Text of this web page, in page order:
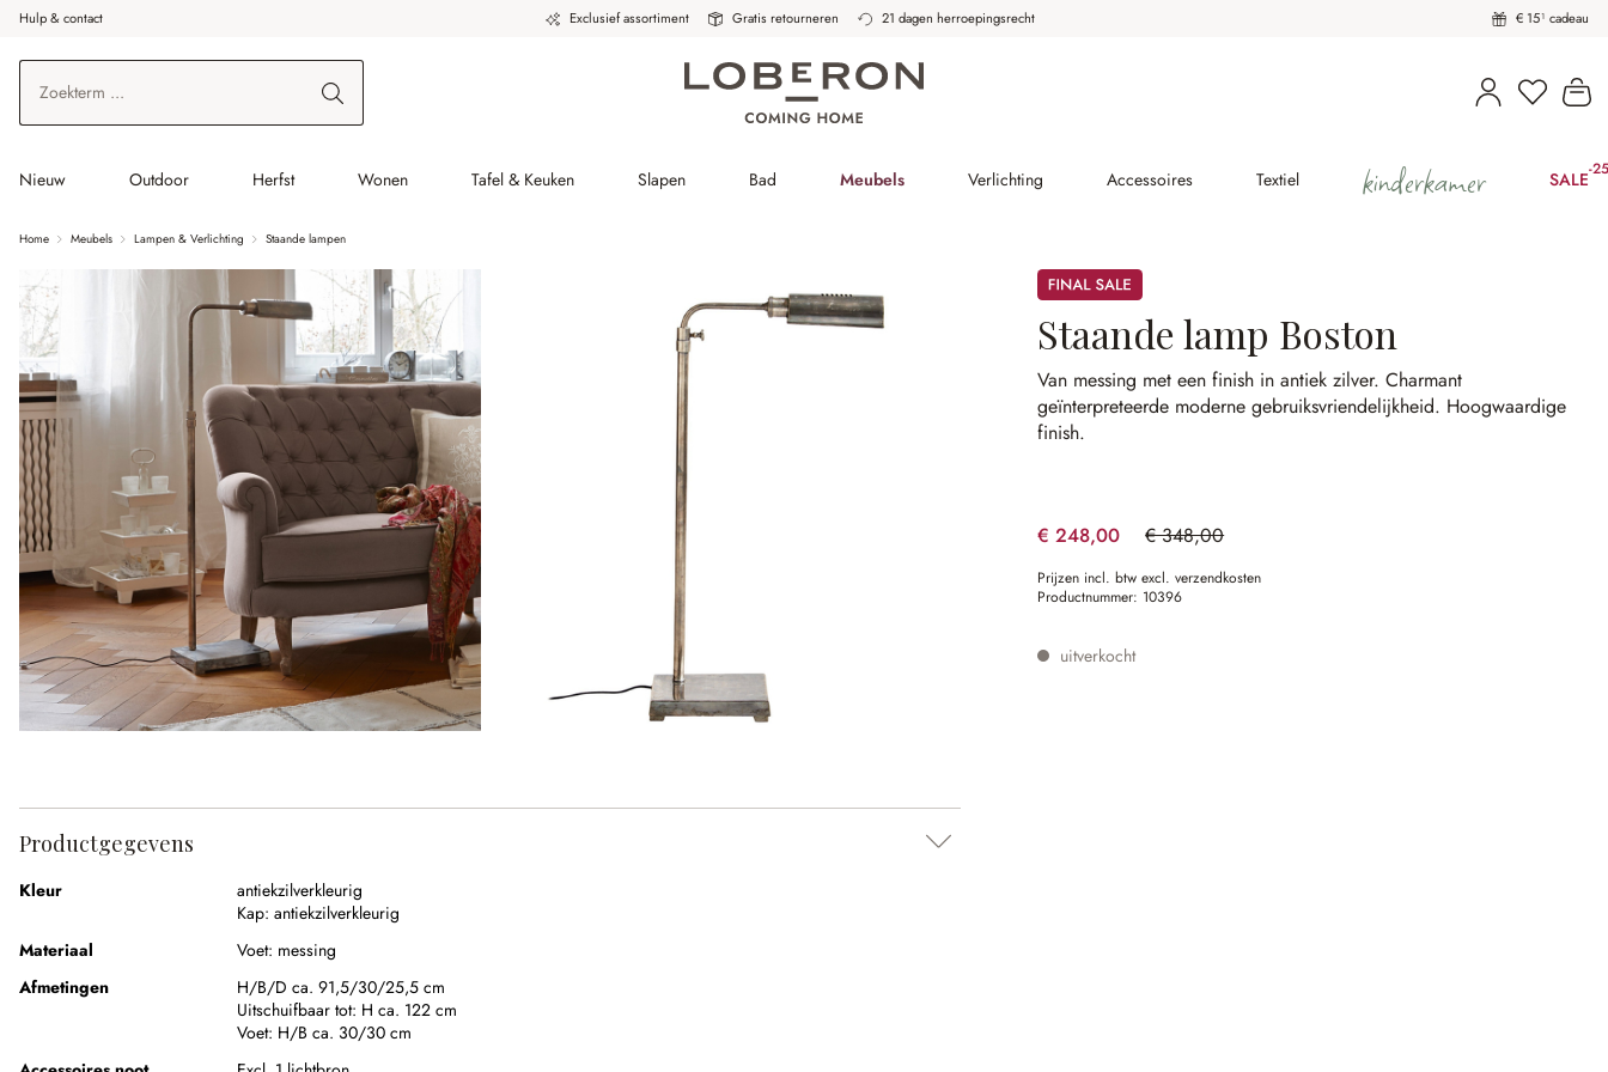
de hoofdinhoud
Ga naar zoeken
Ga naar de hoofdnavigatie
Hulp & contact Exclusief assortiment Gratis retourneren 21 dagen herroepingsrecht € 15¹ cadeau
U heeft
Nieuw Outdoor Herfst Wonen Tafel & Keuken Slapen Bad Meubels Verlichting Accessoires Textiel kinderkamer SALE-
Home Meubels Lampen & Verlichting Staande lampen
Sale
Staande lamp Boston
Van messing met een finish in antiek zilver.Charmant
geïnterpreteerde moderne gebruiksvriendelijkheid. Hoogwaardige
finish.
€ 248,00 € 348,00
(28.74% gespart)
Prijzen incl. btw excl. verzendkosten
Productnummer: 10396
uitverkocht
Productgegevens
Kleur
antiekzilverkleurig
Kap: antiekzilverkleurig
Materiaal
Voet: messing
Afmetingen
H/B/D ca. 91,5/30/25,5 cm
Uitschuifbaar tot: H ca. 122 cm
Voet: H/B ca. 30/30 cm